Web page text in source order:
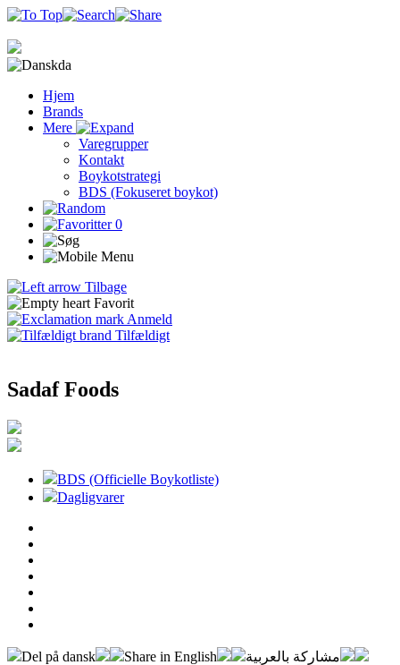
da
Hjem
Brands
Mere
Varegrupper
Kontakt
Boykotstrategi
BDS (Fokuseret boykot)
0
Tilbage
Favorit
Anmeld
Tilfældigt
Sadaf Foods
BDS (Officielle Boykotliste)
Dagligvarer
Del på dansk Share in English
مشاركة بالعربية